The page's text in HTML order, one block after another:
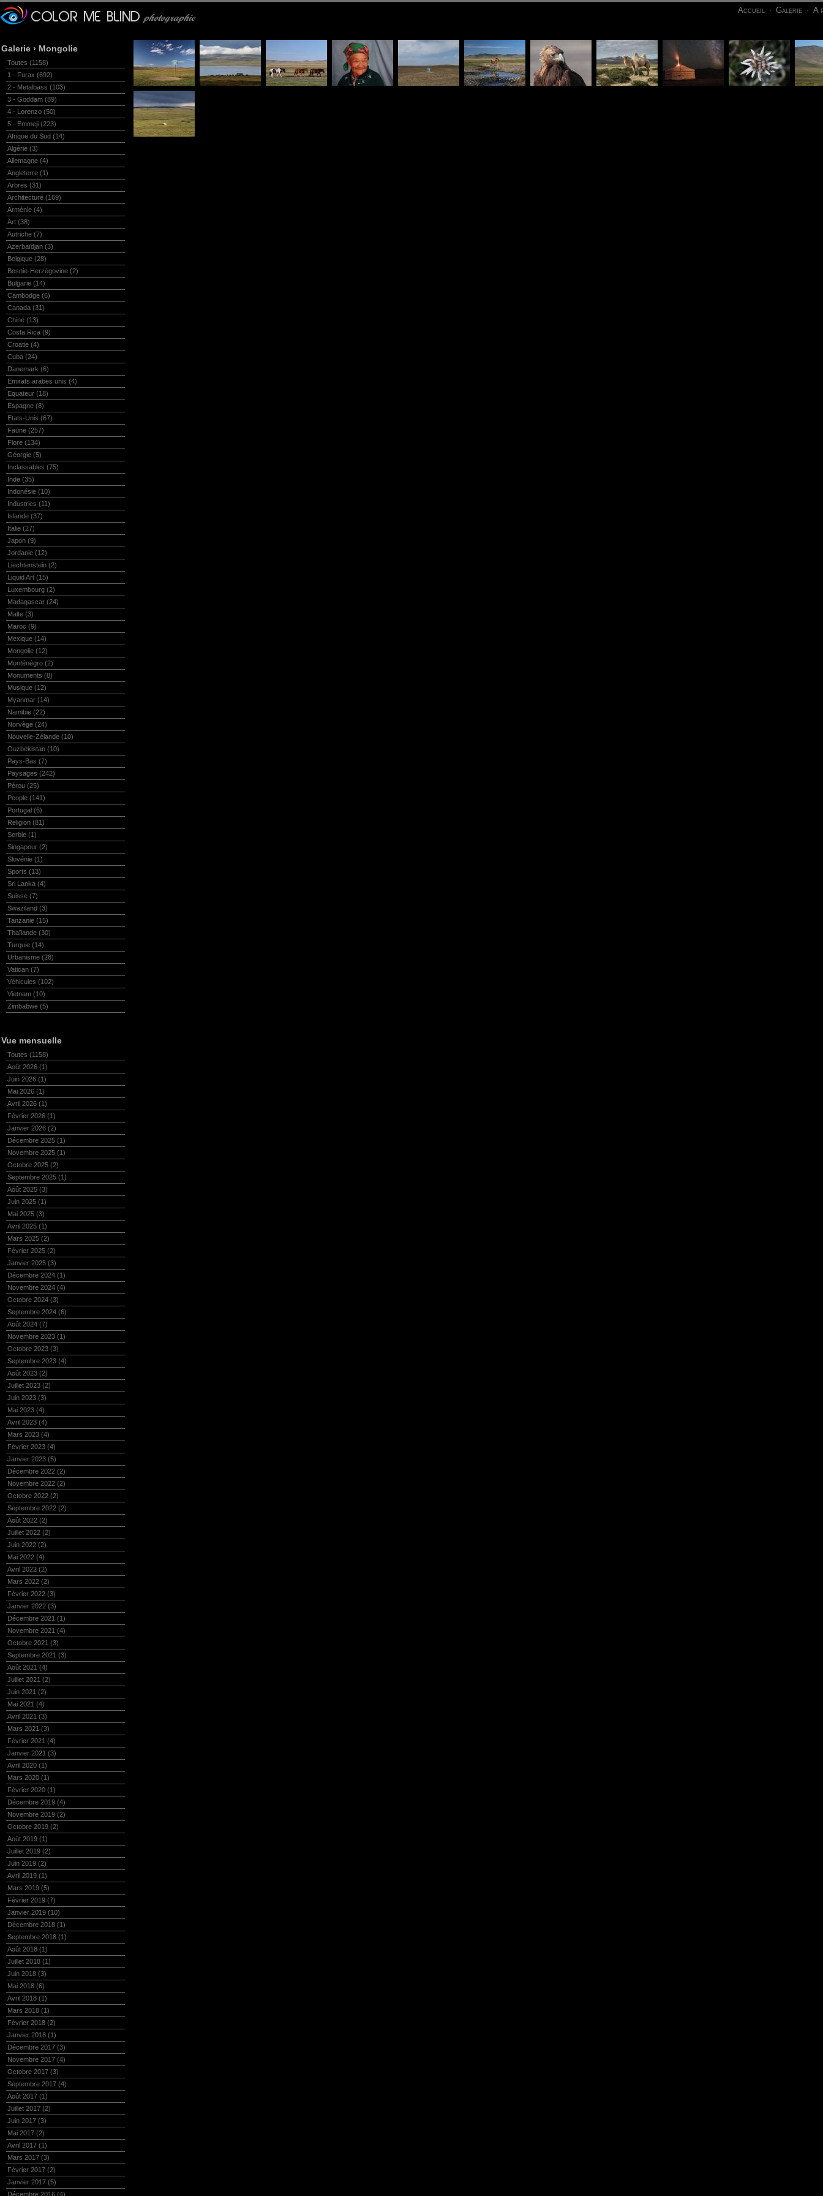
Accueil · Galerie · A
Galerie › Mongolie
Toutes (1158)
1 - Furax (692)
2 - Metalbass (103)
3 - Goddam (89)
4 - Lorenzo (50)
5 - Emmeji (223)
Afrique du Sud (14)
Algérie (3)
Allemagne (4)
Angleterre (1)
Arbres (31)
Architecture (169)
Arménie (4)
Art (38)
Autriche (7)
Azerbaïdjan (3)
Belgique (28)
Bosnie-Herzégovine (2)
Bulgarie (14)
Cambodge (6)
Canada (31)
Chine (13)
Costa Rica (9)
Croatie (4)
Cuba (24)
Danemark (6)
Emirats arabes unis (4)
Equateur (18)
Espagne (8)
Etats-Unis (67)
Faune (257)
Flore (134)
Géorgie (5)
Inclassables (75)
Inde (35)
Indonésie (10)
Industries (11)
Islande (37)
Italie (27)
Japon (9)
Jordanie (12)
Liechtenstein (2)
Liquid Art (15)
Luxembourg (2)
Madagascar (24)
Malte (3)
Maroc (9)
Mexique (14)
Mongolie (12)
Monténégro (2)
Monuments (8)
Musique (12)
Myanmar (14)
Namibie (22)
Norvège (24)
Nouvelle-Zélande (10)
Ouzbékistan (10)
Pays-Bas (7)
Paysages (242)
Pérou (25)
People (141)
Portugal (6)
Religion (81)
Serbie (1)
Singapour (2)
Slovénie (1)
Sports (13)
Sri Lanka (4)
Suisse (7)
Swaziland (3)
Tanzanie (15)
Thaïlande (30)
Turquie (14)
Urbanisme (28)
Vatican (7)
Véhicules (102)
Vietnam (10)
Zimbabwe (5)
Vue mensuelle
Toutes (1158)
Août 2026 (1)
Juin 2026 (1)
Mai 2026 (1)
Avril 2026 (1)
Février 2026 (1)
Janvier 2026 (2)
Décembre 2025 (1)
Novembre 2025 (1)
Octobre 2025 (2)
Septembre 2025 (1)
Août 2025 (3)
Juin 2025 (1)
Mai 2025 (3)
Avril 2025 (1)
Mars 2025 (2)
Février 2025 (2)
Janvier 2025 (3)
Décembre 2024 (1)
Novembre 2024 (4)
Octobre 2024 (3)
Septembre 2024 (6)
Août 2024 (7)
Novembre 2023 (1)
Octobre 2023 (3)
Septembre 2023 (4)
Août 2023 (2)
Juillet 2023 (2)
Juin 2023 (3)
Mai 2023 (4)
Avril 2023 (4)
Mars 2023 (4)
Février 2023 (4)
Janvier 2023 (5)
Décembre 2022 (2)
Novembre 2022 (2)
Octobre 2022 (2)
Septembre 2022 (2)
Août 2022 (2)
Juillet 2022 (2)
Juin 2022 (2)
Mai 2022 (4)
Avril 2022 (2)
Mars 2022 (2)
Février 2022 (3)
Janvier 2022 (3)
Décembre 2021 (1)
Novembre 2021 (4)
Octobre 2021 (3)
Septembre 2021 (3)
Août 2021 (4)
Juillet 2021 (2)
Juin 2021 (2)
Mai 2021 (4)
Avril 2021 (3)
Mars 2021 (3)
Février 2021 (4)
Janvier 2021 (3)
Avril 2020 (1)
Mars 2020 (1)
Février 2020 (1)
Décembre 2019 (4)
Novembre 2019 (2)
Octobre 2019 (2)
Août 2019 (1)
Juillet 2019 (2)
Juin 2019 (2)
Avril 2019 (1)
Mars 2019 (5)
Février 2019 (7)
Janvier 2019 (10)
Décembre 2018 (1)
Septembre 2018 (1)
Août 2018 (1)
Juillet 2018 (1)
Juin 2018 (3)
Mai 2018 (6)
Avril 2018 (1)
Mars 2018 (1)
Février 2018 (2)
Janvier 2018 (1)
Décembre 2017 (3)
Novembre 2017 (4)
Octobre 2017 (3)
Septembre 2017 (4)
Août 2017 (1)
Juillet 2017 (2)
Juin 2017 (3)
Mai 2017 (2)
Avril 2017 (1)
Mars 2017 (3)
Février 2017 (2)
Janvier 2017 (5)
Décembre 2016 (4)